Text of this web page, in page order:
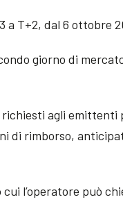
a T+2, dal 6 ottobre
giorno di
agli emittenti
di rimborso,
l’operatore può